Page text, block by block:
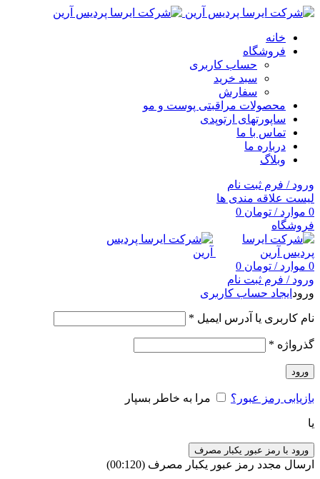
خانه
فروشگاه
حساب کاربری
سبد خرید
سفارش
محصولات مراقبتی پوست و مو
ساپورتهای ارتوپدی
تماس با ما
درباره ما
وبلاگ
ورود / فرم ثبت نام
لیست علاقه مندی ها
0 موارد / تومان
فروشگاه
0 موارد / تومان
ورود / فرم ثبت نام
ورود ایجاد حساب کاربری
نام کاربری یا آدرس ایمیل *
گذرواژه *
ورود
بازیابی رمز عبور؟ مرا به خاطر بسپار
یا
ورود با رمز عبور یکبار مصرف
ارسال مجدد رمز عبور یکبار مصرف (00:
120
)